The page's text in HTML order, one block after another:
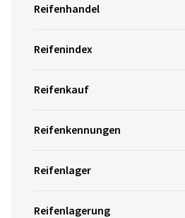
Reifenhandel
Reifenindex
Reifenkauf
Reifenkennungen
Reifenlager
Reifenlagerung